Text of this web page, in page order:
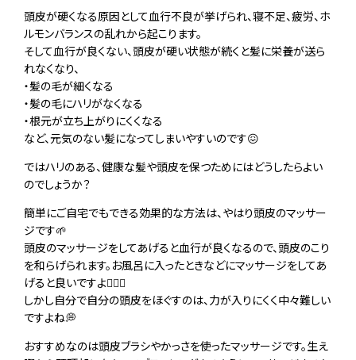
頭皮が硬くなる原因として血行不良が挙げられ、寝不足、疲労、ホ
ルモンバランスの乱れから起こります。
そして血行が良くない、頭皮が硬い状態が続くと髪に栄養が送ら
れなくなり、
・髪の毛が細くなる
・髪の毛にハリがなくなる
・根元が立ち上がりにくくなる
など、元気のない髪になってしまいやすいのです😖
ではハリのある、健康な髪や頭皮を保つためにはどうしたらよい
のでしょうか？
簡単にご自宅でもできる効果的な方法は、やはり頭皮のマッサー
ジです🌱
頭皮のマッサージをしてあげると血行が良くなるので、頭皮のこり
を和らげられます。お風呂に入ったときなどにマッサージをしてあ
げると良いですよ💆🏻‍♀️
しかし自分で自分の頭皮をほぐすのは、力が入りにくく中々難しい
ですよね💭
おすすめなのは頭皮ブラシやかっさを使ったマッサージです。生え